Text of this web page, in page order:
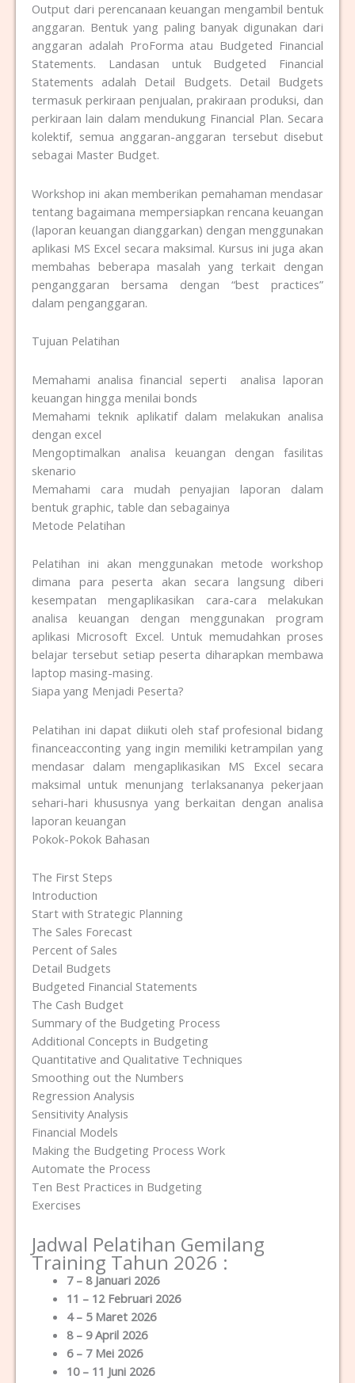
Output dari perencanaan keuangan mengambil bentuk
anggaran. Bentuk yang paling banyak digunakan dari
anggaran adalah ProForma atau Budgeted Financial
Statements. Landasan untuk Budgeted Financial
Statements adalah Detail Budgets. Detail Budgets
termasuk perkiraan penjualan, prakiraan produksi, dan
perkiraan lain dalam mendukung Financial Plan. Secara
kolektif, semua anggaran-anggaran tersebut disebut
sebagai Master Budget.
Workshop ini akan memberikan pemahaman mendasar
tentang bagaimana mempersiapkan rencana keuangan
(laporan keuangan dianggarkan) dengan menggunakan
aplikasi MS Excel secara maksimal. Kursus ini juga akan
membahas beberapa masalah yang terkait dengan
penganggaran bersama dengan “best practices”
dalam penganggaran.
Tujuan Pelatihan
Memahami analisa financial seperti analisa laporan
keuangan hingga menilai bonds
Memahami teknik aplikatif dalam melakukan analisa
dengan excel
Mengoptimalkan analisa keuangan dengan fasilitas
skenario
Memahami cara mudah penyajian laporan dalam
bentuk graphic, table dan sebagainya
Metode Pelatihan
Pelatihan ini akan menggunakan metode workshop
dimana para peserta akan secara langsung diberi
kesempatan mengaplikasikan cara-cara melakukan
analisa keuangan dengan menggunakan program
aplikasi Microsoft Excel. Untuk memudahkan proses
belajar tersebut setiap peserta diharapkan membawa
laptop masing-masing.
Siapa yang Menjadi Peserta?
Pelatihan ini dapat diikuti oleh staf profesional bidang
financeacconting yang ingin memiliki ketrampilan yang
mendasar dalam mengaplikasikan MS Excel secara
maksimal untuk menunjang terlaksananya pekerjaan
sehari-hari khususnya yang berkaitan dengan analisa
laporan keuangan
Pokok-Pokok Bahasan
The First Steps
Introduction
Start with Strategic Planning
The Sales Forecast
Percent of Sales
Detail Budgets
Budgeted Financial Statements
The Cash Budget
Summary of the Budgeting Process
Additional Concepts in Budgeting
Quantitative and Qualitative Techniques
Smoothing out the Numbers
Regression Analysis
Sensitivity Analysis
Financial Models
Making the Budgeting Process Work
Automate the Process
Ten Best Practices in Budgeting
Exercises
Jadwal Pelatihan Gemilang
Training Tahun 2026 :
7 – 8 Januari 2026
11 – 12 Februari 2026
4 – 5 Maret 2026
8 – 9 April 2026
6 – 7 Mei 2026
10 – 11 Juni 2026